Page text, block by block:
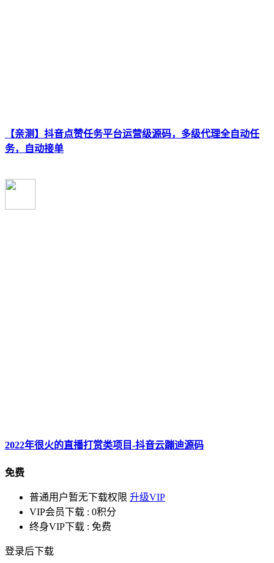
【亲测】抖音点赞任务平台运营级源码，多级代理全自动任
务，自动接单
2022年很火的直播打赏类项目-抖音云蹦迪源码
免费
普通用户暂无下载权限 升级VIP
VIP会员下载 : 0积分
终身VIP下载 : 免费
登录后下载